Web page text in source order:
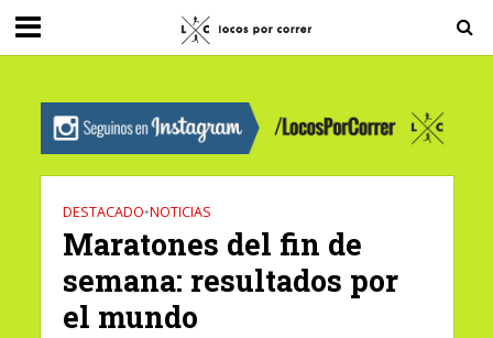
G-0X2PD3RFLV
DESTACADO•NOTICIAS
Maratones del fin de
semana: resultados por
el mundo